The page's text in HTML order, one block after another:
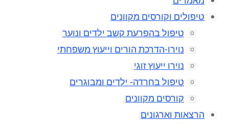
טיפולים וקורסים מקוונים
טיפול בהפרעת קשב ילדים ונוער
נוירו-הדרכת הורים וייעוץ משפחתי
נוירו ייעוץ זוגי
טיפול בחרדה- ילדים ומבוגרים
קורסים מקוונים
הרצאות וארגונים